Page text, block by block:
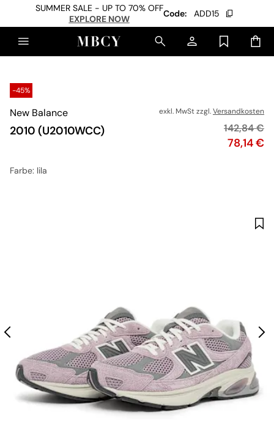
SUMMER SALE - UP TO 70% OFF
EXPLORE NOW
Code: ADD15
-45%
New Balance
2010 (U2010WCC)
exkl. MwSt zzgl.Versandkosten
Preis
78,14 €
142,84 €
Farbe: lila